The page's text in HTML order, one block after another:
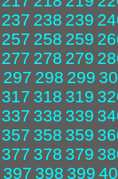
237 238 239
257 258 259
277 278 279
297 298 299
317 318 319
337 338 339
357 358 359
377 378 379
397 398 399